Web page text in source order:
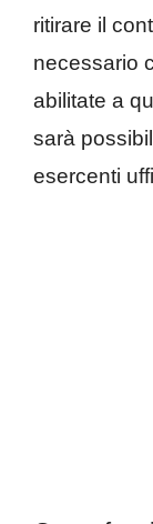
ritirare il
necessario
abilitate a
sarà
esercenti